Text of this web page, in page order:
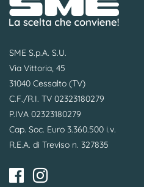
SME S.p.A. S.U.
Via Vittoria, 45
31040 Cessalto (TV)
C.F./R.I. TV 02323180279
P.IVA 02323180279
Cap. Soc. Euro 3.360.500 i.v.
R.E.A. di Treviso n. 327835